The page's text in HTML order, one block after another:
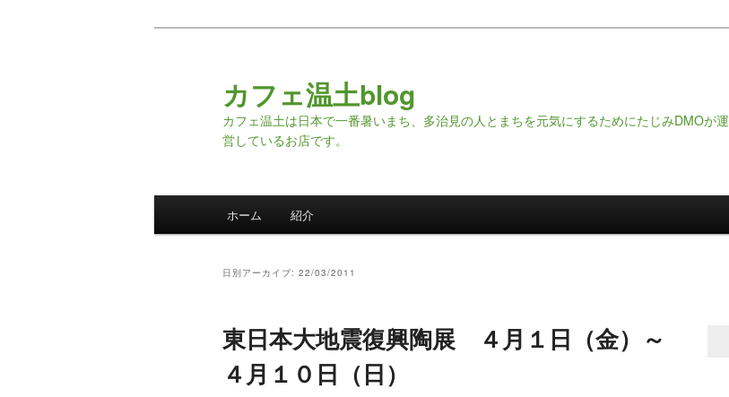
カフェ温土blog
カフェ温土は日本で一番暑いまち、多治見の人とまちを元気にするためにたじみDMOが運
営しているお店です。
メインコンテンツへ移動
サブコンテンツへ移動
ホーム 紹介
日別アーカイブ: 22/03/2011
東日本大地震復興陶展 ４月１日（金）～
４月１０日（日）